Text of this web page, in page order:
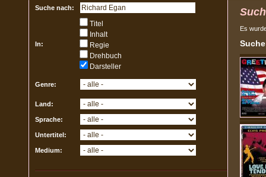
Suche nach:
In:
Titel
Inhalt
Regie
Drehbuch
Darsteller
Genre:
Land:
Sprache:
Untertitel:
Medium:
Es